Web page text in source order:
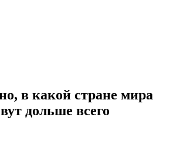
в какой стране мира
дольше всего